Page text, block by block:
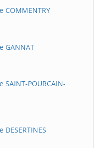
GANNAT
POURCAIN-